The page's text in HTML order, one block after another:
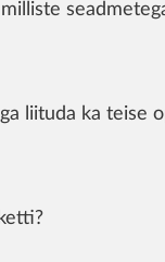
liituda ka teise